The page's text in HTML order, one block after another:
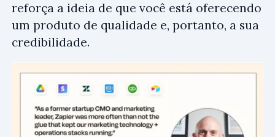
reforça a ideia de que você está oferecendo
um produto de qualidade e, portanto, a sua
credibilidade.